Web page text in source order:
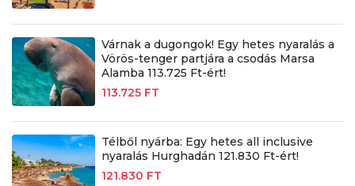
Várnak a dugongok! Egy hetes nyaralás a
Vörös-tenger partjára a csodás Marsa
Alamba 113.725 Ft-ért!
113.725 FT
Télből nyárba: Egy hetes all inclusive
nyaralás Hurghadán 121.830 Ft-ért!
121.830 FT